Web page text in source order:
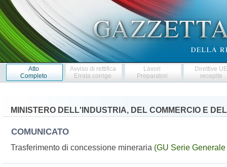
Atto
Completo
Avviso di rettifica
Errata corrige
Lavori
Preparatori
Direttive
recepite
MINISTERO DELL'INDUSTRIA, DEL COMMERCIO E
COMUNICATO
Trasferimento di concessione mineraria (GU Serie